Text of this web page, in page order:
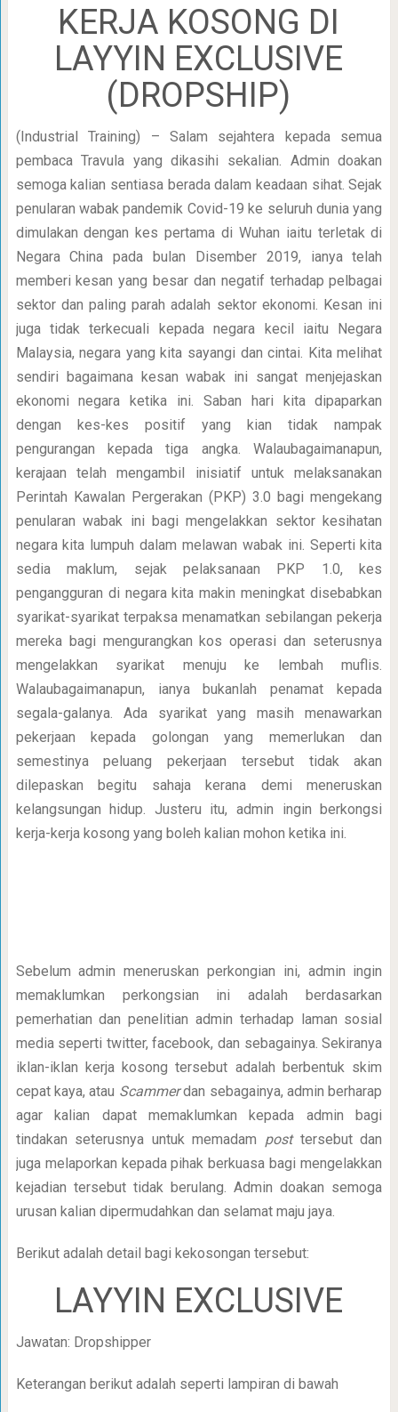
KERJA KOSONG DI
LAYYIN EXCLUSIVE
(DROPSHIP)
(Industrial Training) – Salam sejahtera kepada semua
pembaca Travula yang dikasihi sekalian. Admin doakan
semoga kalian sentiasa berada dalam keadaan sihat. Sejak
penularan wabak pandemik Covid-19 ke seluruh dunia yang
dimulakan dengan kes pertama di Wuhan iaitu terletak di
Negara China pada bulan Disember 2019, ianya telah
memberi kesan yang besar dan negatif terhadap pelbagai
sektor dan paling parah adalah sektor ekonomi. Kesan ini
juga tidak terkecuali kepada negara kecil iaitu Negara
Malaysia, negara yang kita sayangi dan cintai. Kita melihat
sendiri bagaimana kesan wabak ini sangat menjejaskan
ekonomi negara ketika ini. Saban hari kita dipaparkan
dengan kes-kes positif yang kian tidak nampak
pengurangan kepada tiga angka. Walaubagaimanapun,
kerajaan telah mengambil inisiatif untuk melaksanakan
Perintah Kawalan Pergerakan (PKP) 3.0 bagi mengekang
penularan wabak ini bagi mengelakkan sektor kesihatan
negara kita lumpuh dalam melawan wabak ini. Seperti kita
sedia maklum, sejak pelaksanaan PKP 1.0, kes
pengangguran di negara kita makin meningkat disebabkan
syarikat-syarikat terpaksa menamatkan sebilangan pekerja
mereka bagi mengurangkan kos operasi dan seterusnya
mengelakkan syarikat menuju ke lembah muflis.
Walaubagaimanapun, ianya bukanlah penamat kepada
segala-galanya. Ada syarikat yang masih menawarkan
pekerjaan kepada golongan yang memerlukan dan
semestinya peluang pekerjaan tersebut tidak akan
dilepaskan begitu sahaja kerana demi meneruskan
kelangsungan hidup. Justeru itu, admin ingin berkongsi
kerja-kerja kosong yang boleh kalian mohon ketika ini.
Sebelum admin meneruskan perkongian ini, admin ingin
memaklumkan perkongsian ini adalah berdasarkan
pemerhatian dan penelitian admin terhadap laman sosial
media seperti twitter, facebook, dan sebagainya. Sekiranya
iklan-iklan kerja kosong tersebut adalah berbentuk skim
cepat kaya, atau Scammerdan sebagainya, admin berharap
agar kalian dapat memaklumkan kepada admin bagi
tindakan seterusnya untuk memadam post tersebut dan
juga melaporkan kepada pihak berkuasa bagi mengelakkan
kejadian tersebut tidak berulang. Admin doakan semoga
urusan kalian dipermudahkan dan selamat maju jaya.
Berikut adalah detail bagi kekosongan tersebut:
LAYYIN EXCLUSIVE
Jawatan: Dropshipper
Keterangan berikut adalah seperti lampiran di bawah